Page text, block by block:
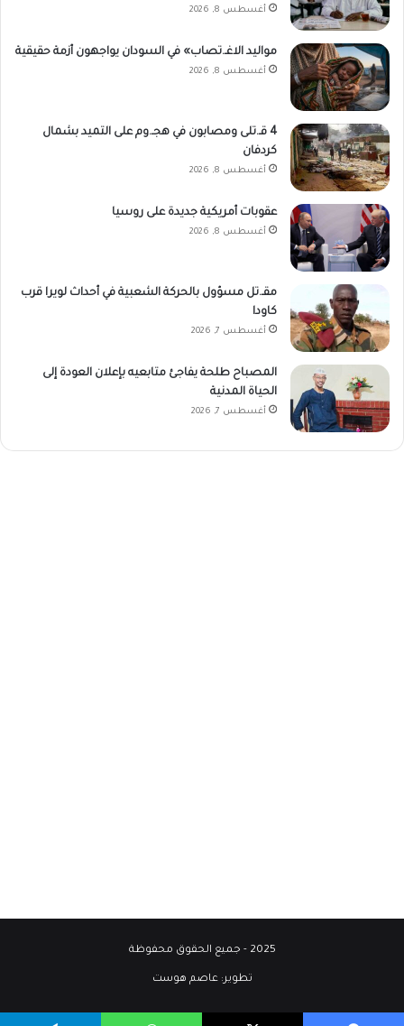
أغسطس 8, 2026
مواليد الاغـ.تصاب» في السودان يواجهون أزمة حقيقية
أغسطس 8, 2026
4 قـ.تلى ومصابون في هجـ.وم على التميد بشمال
كردفان
أغسطس 8, 2026
عقوبات أمريكية جديدة على روسيا
أغسطس 8, 2026
مقـ.تل مسؤول بالحركة الشعبية في أحداث لويرا قرب
كاودا
أغسطس 7, 2026
المصباح طلحة يفاجئ متابعيه بإعلان العودة إلى
الحياة المدنية
أغسطس 7, 2026
2025 - جميع الحقوق محفوظة
تطوير:عاصم هوست